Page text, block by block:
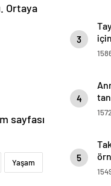
Ortaya
sayfası
Yaşam
3
4
5